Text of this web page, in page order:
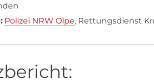
Polizei NRW Olpe, Rettungsdienst